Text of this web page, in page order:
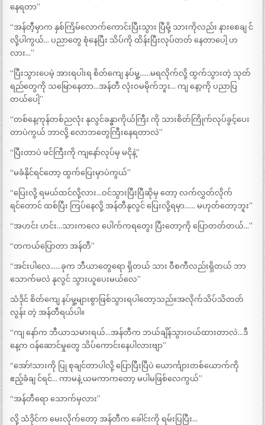
နေရတာ”
“အန်တီ့မှာက နှစ်ကြိမ်လောက်ကောင်းပြီးသွား ပြီမို့ သားကိုလည်း နားစေချ င်
လို့ပါကွယ်… ပညာတွေ စုံနေပြီး သိပ်ကို ထိန်းပြီးလုပ်တတ် နေတာပေါ့ ဟ
လား…”
“ပြီးသွားပေမဲ့ အားရပါးရ စိတ်ကျေ နပ်မှု့……မရလိုက်လို့ ထွက်သွားတဲ့ သုတ်
ရည်တွေကို သမြောနေတာ…အန်တီ လုံးဝမမိုက်ဘူး… ကျ နော့ကို ပညာပြ
တယ်ပေါ့”
“တစ်နေ့ကုန်တစ်ညလုံး နုလွင်ခန္ဓာကိုယ်ကြီး ကို သားစိတ်ကြိုက်လုပ်ခွင့်ပေး
တာပဲကွယ် ဘာလို့ လောဘတွေကြီးနေရတာလဲ”
“ပြီးတာပဲ ဖင်ကြီးကို ကျနော်လုပ်မှ မငိုနဲ့”
“မခံနိုင်ရင်တော့ ထွက်ပြေးမှာပဲကွယ်”
“ပြေးလို့ ရမယ်ထင်လို့လား…ဝင်သွားပြီးပြီဆိုမှ တော့ လက်လွှတ်လိုက်
ရင်တောင် ထစ်ပြီး ကြပ်နေလို့ အန်တီနုလွင် ပြေးလို့ရမှာ…… မဟုတ်တော့ဘူး”
“အဟင်း ဟင်း…သားကလေ ပေါက်ကရတွေး ပြီးတော့ကို ပြောတတ်တယ်…”
“တကယ်ပြောတာ အန်တီ”
“အင်းပါလေ……ခုက ဘီယာတွေရော ရှိတယ် သား ဝီစကီလည်းရှိတယ် ဘာ
သောက်မလဲ နုလွင် သွားယူပေးမယ်လေ”
သံဒိုင် စိတ်ကျေ နပ်မှု့များစွာဖြစ်သွားရပါတော့သည်။အလိုက်သိပ်သိတတ်
လွန်း တဲ့ အန်တီရယ်ပါ။
“ကျ နော်က ဘီယာသမားရယ်…အန်တီက ဘယ်ချိန်သွားဝယ်ထားတာလဲ…ဒီ
နေ့က ဝန်ဆောင်မှုတွေ သိပ်ကောင်းနေပါလားဗျာ”
“အော်!သားကို ပြု စုချင်တာပါလို့ ပြောပြီးပြီပဲ ယောင်္ကျားတစ်ယောက်ကို
ဧည့်ခံချ င်ရင်… ကာမနဲ့ ယမကာကတော့ မပါမဖြစ်လေကွယ်”
“အန်တီရော သောက်မှလား”
လို့ သံဒိုင်က မေးလိုက်တော့ အန်တီက ခေါင်းကို ရမ်းပြပြီး…